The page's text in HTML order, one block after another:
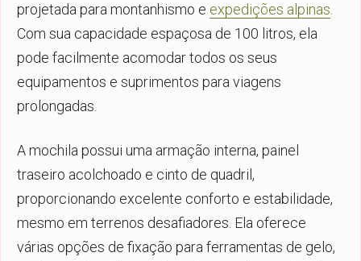
projetada para montanhismo e expedições alpinas
Com sua capacidade espaçosa de 100 litros, ela
pode facilmente acomodar todos os seus
equipamentos e suprimentos para viagens
prolongadas.
A mochila possui uma armação interna, painel
traseiro acolchoado e cinto de quadril,
proporcionando excelente conforto e estabilidade,
mesmo em terrenos desafiadores. Ela oferece
várias opções de fixação para ferramentas de gelo,